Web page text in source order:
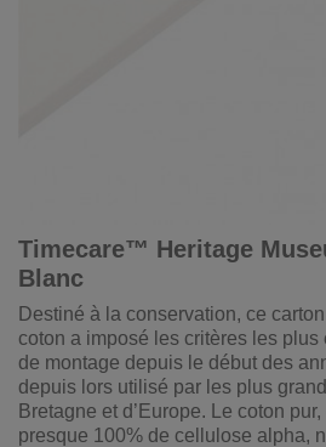
Timecare™ Heritage
Blanc
Destiné à la conservation, ce
coton a imposé les critères les plus
de montage depuis le début des
depuis lors utilisé par les plus
Bretagne et d’Europe. Le coton
presque 100% de cellulose alpha,